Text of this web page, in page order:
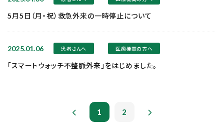
5月5日（月・祝）救急外来の一時停止について
2025.01.06 患者さんへ 医療機関の方へ
「スマートウォッチ不整脈外来」をはじめました。
1 2